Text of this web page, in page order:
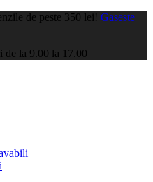
de peste 350 lei! Gaseste
de la 9.00 la 17.00